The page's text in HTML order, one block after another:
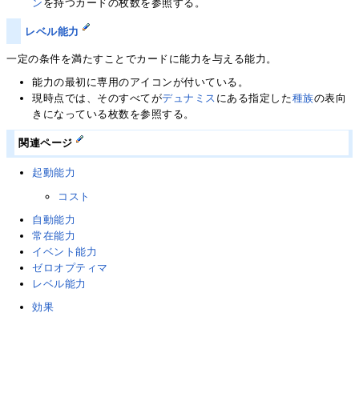
ン を持つカードの枚数を参照する。
レベル能力
一定の条件を満たすことでカードに能力を与える能力。
能力の最初に専用のアイコンが付いている。
現時点では、そのすべてがデュナミス にある指定した種族の表向
きになっている枚数を参照する。
関連ページ
起動能力
コスト
自動能力
常在能力
イベント能力
ゼロオプティマ
レベル能力
効果